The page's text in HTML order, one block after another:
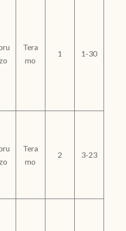
Tera
mo
1 1-30
Tera
mo
2 3-23